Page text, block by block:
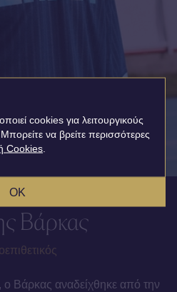
Βάρκας
o Βάρκας αναδείχθηκε από την
cookies για λειτουργικούς
να βρείτε περισσότερες
Cookies
OK